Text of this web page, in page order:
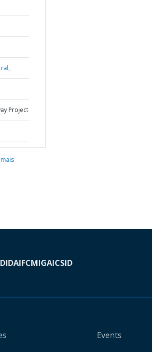
Project
IDAIFCMIGAICSID
Events